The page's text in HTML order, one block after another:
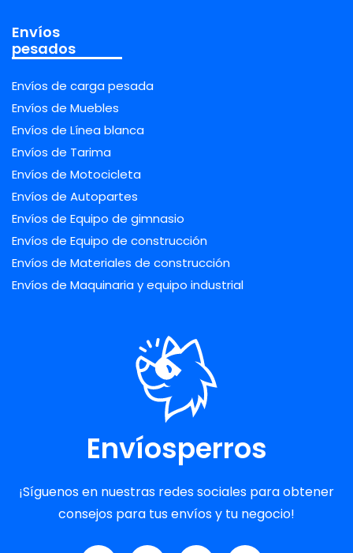
Envíos
pesados
Envíos de carga pesada
Envíos de Muebles
Envíos de Línea blanca
Envíos de Tarima
Envíos de Motocicleta
Envíos de Autopartes
Envíos de Equipo de gimnasio
Envíos de Equipo de construcción
Envíos de Materiales de construcción
Envíos de Maquinaria y equipo industrial
Envíosperros
¡Síguenos en nuestras redes sociales para obtener
consejos para tus envíos y tu negocio!